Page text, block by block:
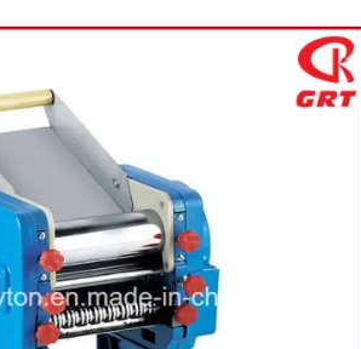
Equipos de acero inoxidable
Servicio de comida